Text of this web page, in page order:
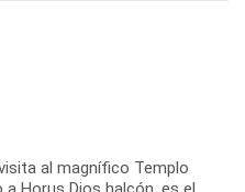
al magnífico Templo